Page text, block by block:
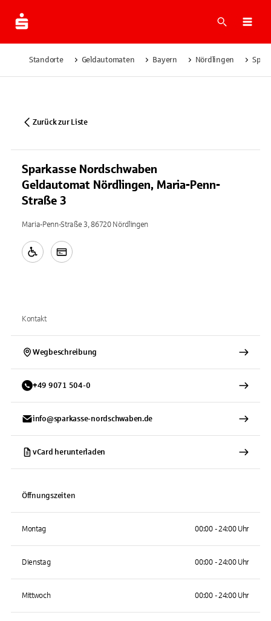
Suche
Standorte Geldautomaten Bayern Nördlingen
Zurück zur Liste
Sparkasse Nordschwaben
Geldautomat Nördlingen, Maria-Penn-
Straße 3
Maria-Penn-Straße 3, 86720 Nördlingen
Kontakt
Wegbeschreibung
+49 9071 504-0
info@sparkasse-nordschwaben.de
vCard herunterladen
Öffnungszeiten
Montag 00:00 - 24:00 Uhr
Dienstag 00:00 - 24:00 Uhr
Mittwoch 00:00 - 24:00 Uhr